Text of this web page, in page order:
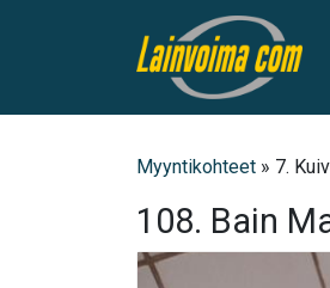
Myyntikohteet » 7.
108. Bain